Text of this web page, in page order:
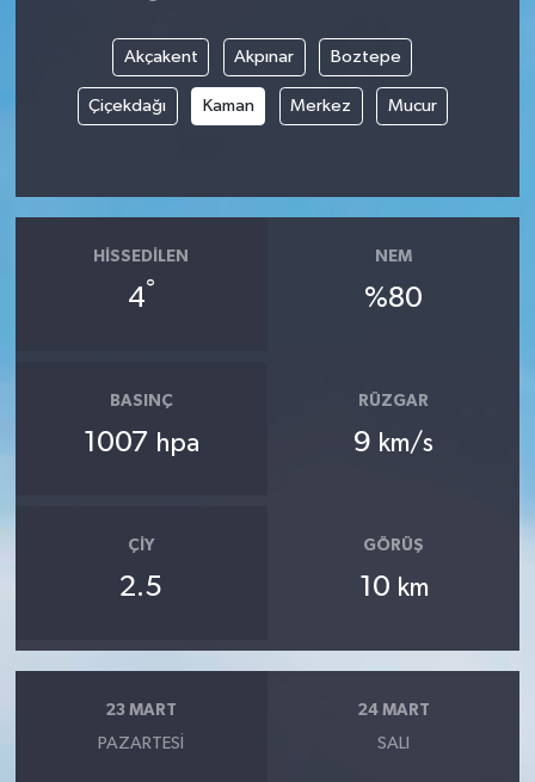
Akçakent Akpınar Boztepe
Çiçekdağı Kaman Merkez Mucur
HISSEDILEN
4°
NEM
%80
BASINÇ
1007 hpa
RÜZGAR
9 km/s
ÇIY
2.5
GÖRÜŞ
10 km
23 MART
PAZARTESI
24 MART
SALI